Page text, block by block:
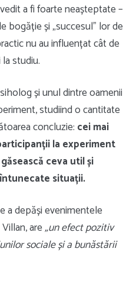
a fi foarte neașteptate –
bogăție și „succesul” lor de
nu au influențat cât de
studiu.
și unul dintre oamenii
studiind o cantitate
concluzie: cei mai
la experiment
ceva util și
situații.
a depăși evenimentele
are„un efect pozitiv
sociale și a bunăstării